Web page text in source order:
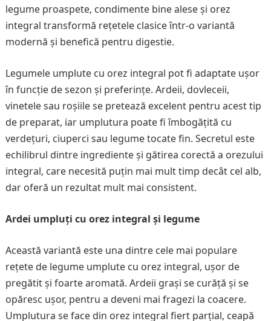
legume proaspete, condimente bine alese și orez
integral transformă rețetele clasice într-o variantă
modernă și benefică pentru digestie.
Legumele umplute cu orez integral pot fi adaptate ușor
în funcție de sezon și preferințe. Ardeii, dovleceii,
vinetele sau roșiile se pretează excelent pentru acest tip
de preparat, iar umplutura poate fi îmbogățită cu
verdețuri, ciuperci sau legume tocate fin. Secretul este
echilibrul dintre ingrediente și gătirea corectă a orezului
integral, care necesită puțin mai mult timp decât cel alb,
dar oferă un rezultat mult mai consistent.
Ardei umpluți cu orez integral și legume
Această variantă este una dintre cele mai populare
rețete de legume umplute cu orez integral, ușor de
pregătit și foarte aromată. Ardeii grași se curăță și se
opăresc ușor, pentru a deveni mai fragezi la coacere.
Umplutura se face din orez integral fiert parțial, ceapă